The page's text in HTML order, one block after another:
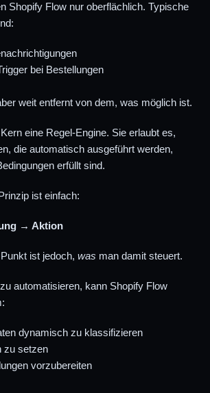
Shopify Flow nur oberflächlich. Typische
bei Bestellungen
weit entfernt von dem, was möglich ist.
eine Regel-Engine. Sie erlaubt es,
die automatisch ausgeführt werden,
erfüllt sind.
ist einfach:
→ Aktion
ist jedoch, was man damit steuert.
automatisieren, kann Shopify Flow
dynamisch zu klassifizieren
zu setzen
vorzubereiten